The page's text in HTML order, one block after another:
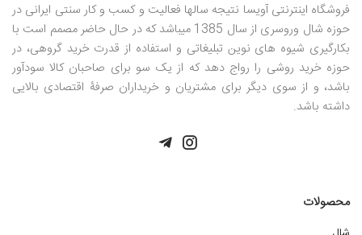
فروشگاه اینترنتی آویسا نتیجه سالها فعالیت و کسب و کار سنتی ایرانی در
حوزه شال وروسری از سال 1385 میباشد که در حال حاضر مصمم است با
بکارگیری شیوه های نوین تبلیغاتی و استفاده از قدرت خرید گروهی، در
حوزه خرید روشی را رواج دهد که از یک سو برای صاحبان کالا سودآور
باشد، و از سوی دیگر برای مشتریان و خریداران صرفۀ اقتصادی بالایی
داشته باشد.
محصولات